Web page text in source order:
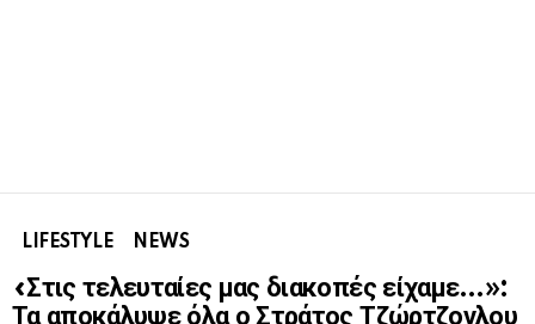
LIFESTYLE NEWS
«Στις τελευταίες μας διακοπές είχαμε…»:
Τα αποκάλυψε όλα ο Στράτος Τζώρτζογλου